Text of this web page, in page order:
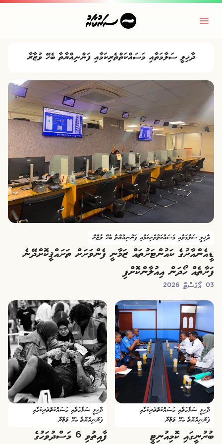
ދާޚިލީ ސަލާމަތާއި މަސައްކަތްތެރިކަމާއި ފަންނިއްޔާތާ ބެހޭ ވުޒާރާ
ދާޚިލީ ސަލާމަތާއި މަސައްކަތްތެރިކަމާއި ފަންނިއްޔާތާ ބެހޭ ވުޒާރާ
ޑީއެންއާރުގެ ކައުންޓަރުތައް ޒަމާނީ ފެންވަރަށް ތަރައްޤީކޮށްދޭނެ
ފަރާތެއް ހޯދަން އިއުލާންކޮށްފި
03 އޯގަސްޓް 2026
ދާޚިލީ ސަލާމަތާއި މަސައްކަތްތެރިކަމާއި
ފަންނިއްޔާތާ ބެހޭ ވުޒާރާ
ބުރުނީގައި ކޮމިއުނިޓީ
ދާޚިލީ ސަލާމަތާއި މަސައްކަތްތެރިކަމާއި
ފަންނިއްޔާތާ ބެހޭ ވުޒާރާ
ފާއިތުވި 6 މަސްދުވަހުގެ